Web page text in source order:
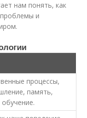
нам понять, как
и
процессы,
память,